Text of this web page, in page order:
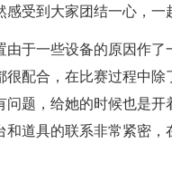
受到大家团结一心，一
由于一些设备的原因作
很配合，在比赛过程中
题，给她的时候也是
道具的联系非常紧密